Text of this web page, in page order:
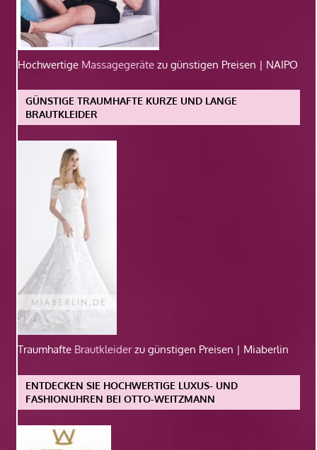
Hochwertige Massagegeräte zu günstigen Preisen | NAIPO
GÜNSTIGE TRAUMHAFTE KURZE UND LANGE
BRAUTKLEIDER
Traumhafte Brautkleiderzu günstigen Preisen | Miaberlin
ENTDECKEN SIE HOCHWERTIGE LUXUS- UND
FASHIONUHREN BEI OTTO-WEITZMANN